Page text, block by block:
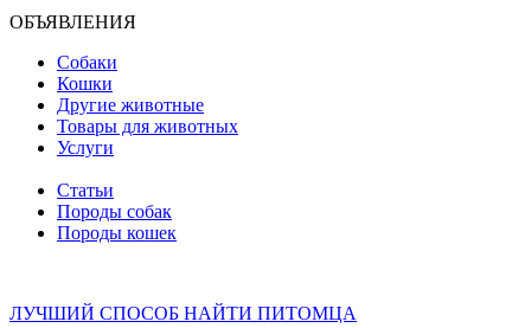
ОБЪЯВЛЕНИЯ
Собаки
Кошки
Другие животные
Товары для животных
Услуги
Статьи
Породы собак
Породы кошек
ЛУЧШИЙ СПОСОБ НАЙТИ ПИТОМЦА